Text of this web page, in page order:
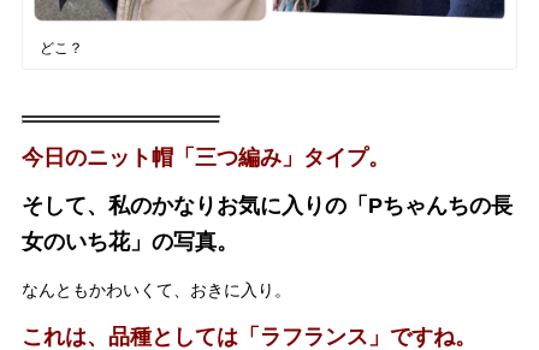
どこ？
今日のニット帽「三つ編み」タイプ。
そして、私のかなりお気に入りの「Pちゃんちの長
女のいち花」の写真。
なんともかわいくて、おきに入り。
これは、品種としては「ラフランス」ですね。